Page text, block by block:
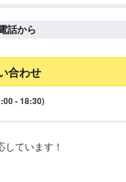
話から
合わせ
- 18:30)
ています！